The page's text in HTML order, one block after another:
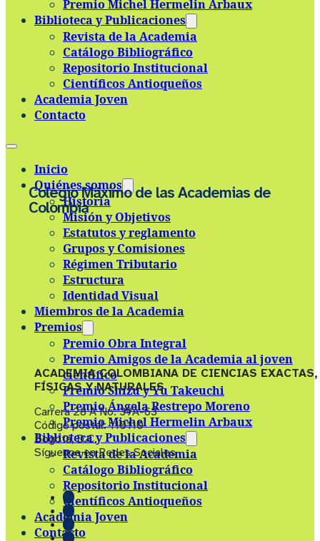
Skip to main contentSkip to footer
Premio Michel Hermelin Arbaux
Biblioteca y Publicaciones
Revista de la Academia
Catálogo Bibliográfico
Repositorio Institucional
Científicos Antioqueños
Academia Joven
Contacto
Inicio
Quiénes somos
Historia
Misión y Objetivos
Estatutos y reglamento
Grupos y Comisiones
Régimen Tributario
Estructura
Identidad Visual
Miembros de la Academia
Premios
Premio Obra Integral
Premio Amigos de la Academia al joven
científico
Premio Shizu y Yu Takeuchi
Premio Ángela Restrepo Moreno
Premio Michel Hermelin Arbaux
Biblioteca y Publicaciones
Revista de la Academia
Catálogo Bibliográfico
Repositorio Institucional
Científicos Antioqueños
Academia Joven
Contacto
Colegio Máximo de las Academias de
Colombia
ACADEMIA COLOMBIANA DE CIENCIAS EXACTAS,
FÍSICAS Y NATURALES
Carrera 28 A No. 39A-63
Código postal: 110110
Bogotá, D.C.
Síguenos en Redes Sociales